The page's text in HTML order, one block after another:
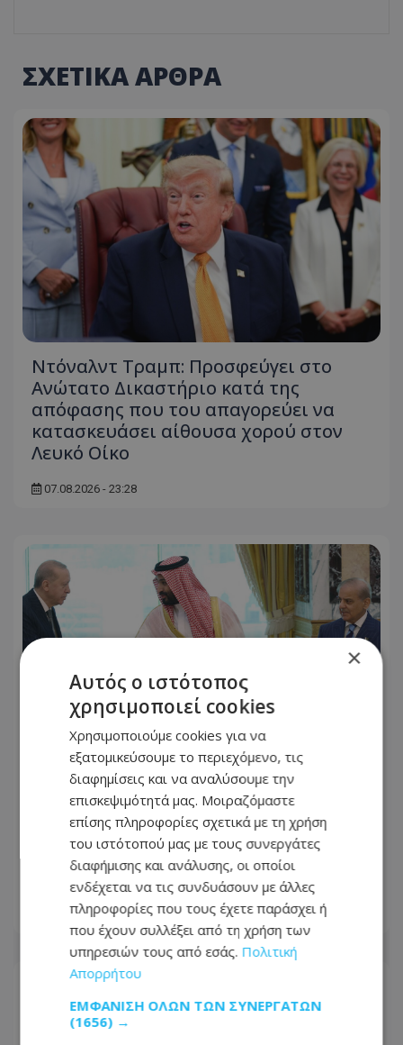
ΣΧΕΤΙΚΑ ΑΡΘΡΑ
Ντόναλντ Τραμπ: Προσφεύγει στο
Ανώτατο Δικαστήριο κατά της
απόφασης που του απαγορεύει να
κατασκευάσει αίθουσα χορού στον
Λευκό Οίκο
07.08.2026 - 23:28
Άγκυρα, Ριάντ και Ισλαμαμπάντ: Ο
νέος ισχυρός άξονας στη Μέση
Ανατολή ανοίγει τον δρόμο για το
«ισλαμικό ΝΑΤΟ», τι σημαίνει η
συμφωνία της Μέκκας
07.08.2026 - 19:45
×
Αυτός ο ιστότοπος
χρησιμοποιεί cookies
Χρησιμοποιούμε cookies για να
εξατομικεύσουμε το περιεχόμενο, τις
διαφημίσεις και να αναλύσουμε την
επισκεψιμότητά μας. Μοιραζόμαστε
επίσης πληροφορίες σχετικά με τη χρήση
του ιστότοπού μας με τους συνεργάτες
διαφήμισης και ανάλυσης, οι οποίοι
ενδέχεται να τις συνδυάσουν με άλλες
πληροφορίες που τους έχετε παράσχει ή
που έχουν συλλέξει από τη χρήση των
υπηρεσιών τους από εσάς. Πολιτική
Απορρήτου
ΕΜΦΆΝΙΣΗ ΌΛΩΝ ΤΩΝ ΣΥΝΕΡΓΑΤΏΝ
(1656) →